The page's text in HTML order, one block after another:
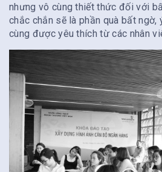
nhưng vô cùng thiết thức đối với
chắc chắn sẽ là phần quà bất ngờ,
cùng được yêu thích từ các nhân